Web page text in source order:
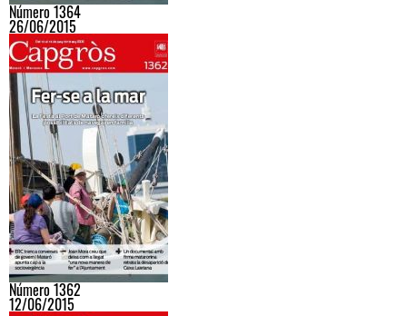
Número 1364
26/06/2015
Número 1362
12/06/2015